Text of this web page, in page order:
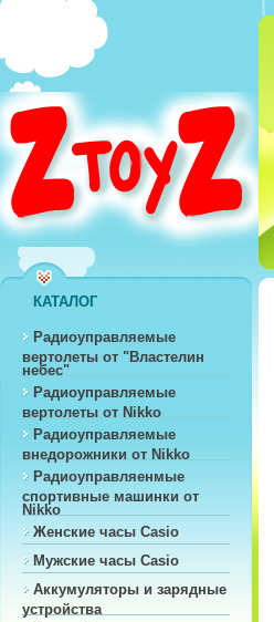
КАТАЛОГ
Радиоуправляемые
вертолеты от "Властелин
небес"
Радиоуправляемые
вертолеты от Nikko
Радиоуправляемые
внедорожники от Nikko
Радиоуправляенмые
спортивные машинки от
Nikko
Женские часы Casio
Мужские часы Casio
Аккумуляторы и зарядные
устройства